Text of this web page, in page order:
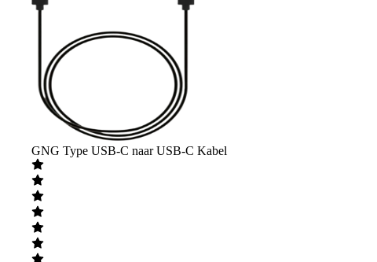
GNG Type USB-C naar USB-C Kabel